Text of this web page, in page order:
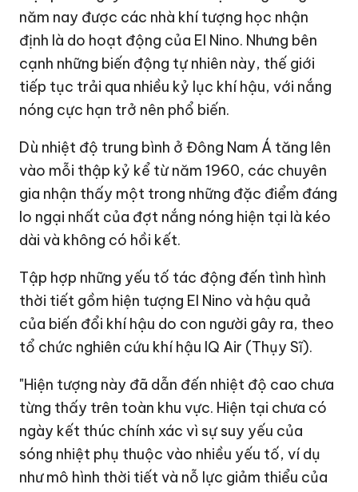
năm nay được các nhà khí tượng học nhận
định là do hoạt động của El Nino. Nhưng bên
cạnh những biến động tự nhiên này, thế giới
tiếp tục trải qua nhiều kỷ lục khí hậu, với nắng
nóng cực hạn trở nên phổ biến.
Dù nhiệt độ trung bình ở Đông Nam Á tăng lên
vào mỗi thập kỷ kể từ năm 1960, các chuyên
gia nhận thấy một trong những đặc điểm đáng
lo ngại nhất của đợt nắng nóng hiện tại là kéo
dài và không có hồi kết.
Tập hợp những yếu tố tác động đến tình hình
thời tiết gồm hiện tượng El Nino và hậu quả
của biến đổi khí hậu do con người gây ra, theo
tổ chức nghiên cứu khí hậu IQ Air (Thụy Sĩ).
"Hiện tượng này đã dẫn đến nhiệt độ cao chưa
từng thấy trên toàn khu vực. Hiện tại chưa có
ngày kết thúc chính xác vì sự suy yếu của
sóng nhiệt phụ thuộc vào nhiều yếu tố, ví dụ
như mô hình thời tiết và nỗ lực giảm thiểu của